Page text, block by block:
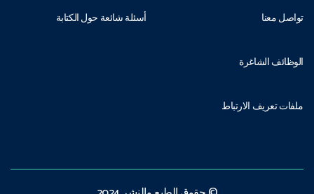
تواصل معنا أسئلة شائعة حول الكتابة
الوظائف الشاغرة
ملفات تعريف الارتباط